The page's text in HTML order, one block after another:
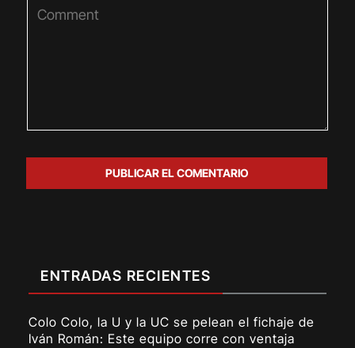
ENTRADAS RECIENTES
Colo Colo, la U y la UC se pelean el fichaje de
Iván Román: Este equipo corre con ventaja